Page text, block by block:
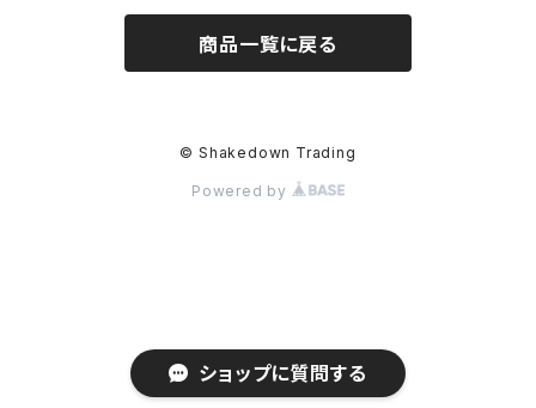
ショップに質問する
商品一覧に戻る
© Shakedown Trading
Powered by